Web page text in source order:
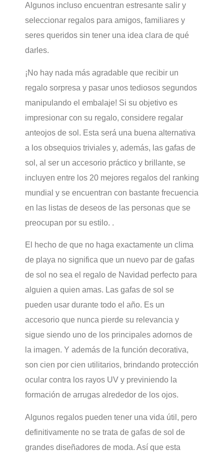
Algunos incluso encuentran estresante salir y
seleccionar regalos para amigos, familiares y
seres queridos sin tener una idea clara de qué
darles.
¡No hay nada más agradable que recibir un
regalo sorpresa y pasar unos tediosos segundos
manipulando el embalaje! Si su objetivo es
impresionar con su regalo, considere regalar
anteojos de sol. Esta será una buena alternativa
a los obsequios triviales y, además, las gafas de
sol, al ser un accesorio práctico y brillante, se
incluyen entre los 20 mejores regalos del ranking
mundial y se encuentran con bastante frecuencia
en las listas de deseos de las personas que se
preocupan por su estilo. .
El hecho de que no haga exactamente un clima
de playa no significa que un nuevo par de gafas
de sol no sea el regalo de Navidad perfecto para
alguien a quien amas. Las gafas de sol se
pueden usar durante todo el año. Es un
accesorio que nunca pierde su relevancia y
sigue siendo uno de los principales adornos de
la imagen. Y además de la función decorativa,
son cien por cien utilitarios, brindando protección
ocular contra los rayos UV y previniendo la
formación de arrugas alrededor de los ojos.
Algunos regalos pueden tener una vida útil, pero
definitivamente no se trata de gafas de sol de
grandes diseñadores de moda. Así que esta